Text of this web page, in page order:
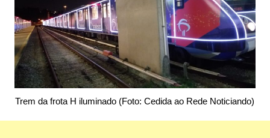
Trem da frota H iluminado (Foto: Cedida ao Rede Noticiando)